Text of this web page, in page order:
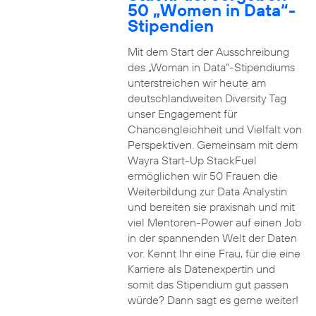
50 „Women in Data“-
Stipendien
Mit dem Start der Ausschreibung
des „Woman in Data“-Stipendiums
unterstreichen wir heute am
deutschlandweiten Diversity Tag
unser Engagement für
Chancengleichheit und Vielfalt von
Perspektiven. Gemeinsam mit dem
Wayra Start-Up StackFuel
ermöglichen wir 50 Frauen die
Weiterbildung zur Data Analystin
und bereiten sie praxisnah und mit
viel Mentoren-Power auf einen Job
in der spannenden Welt der Daten
vor. Kennt Ihr eine Frau, für die eine
Karriere als Datenexpertin und
somit das Stipendium gut passen
würde? Dann sagt es gerne weiter!